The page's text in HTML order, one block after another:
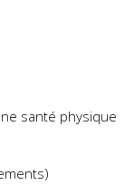
santé physique